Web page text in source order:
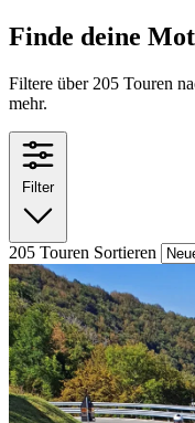
Finde deine
Filtere über 205 Touren
mehr.
Filter
205 Touren Sortieren